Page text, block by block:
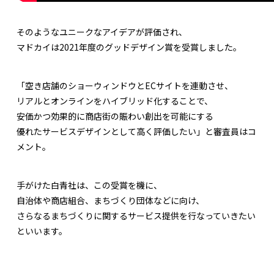
そのようなユニークなアイデアが評価され、
マドカイは2021年度のグッドデザイン賞を受賞しました。
「空き店舗のショーウィンドウとECサイトを連動させ、
リアルとオンラインをハイブリッド化することで、
安価かつ効果的に商店街の賑わい創出を可能にする
優れたサービスデザインとして高く評価したい」と審査員はコ
メント。
手がけた白青社は、この受賞を機に、
自治体や商店組合、まちづくり団体などに向け、
さらなるまちづくりに関するサービス提供を行なっていきたい
といいます。